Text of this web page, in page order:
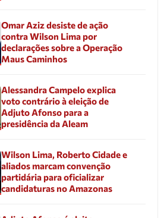
Omar Aziz desiste de ação
contra Wilson Lima por
declarações sobre a Operação
Maus Caminhos
Alessandra Campelo explica
voto contrário à eleição de
Adjuto Afonso para a
presidência da Aleam
Wilson Lima, Roberto Cidade e
aliados marcam convenção
partidária para oficializar
candidaturas no Amazonas